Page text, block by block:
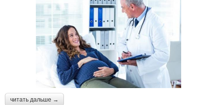
читать дальше →